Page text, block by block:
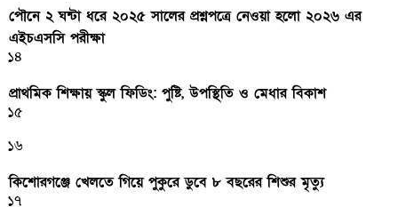
পৌনে ২ ঘন্টা ধরে ২০২৫ সালের প্রশ্নপত্রে নেওয়া হলো ২০২৬ এর
এইচএসসি পরীক্ষা
১৪
প্রাথমিক শিক্ষায় স্কুল ফিডিং: পুষ্টি, উপস্থিতি ও মেধার বিকাশ
১৫
১৬
কিশোরগঞ্জে খেলতে গিয়ে পুকুরে ডুবে ৮ বছরের শিশুর মৃত্যু
১৭